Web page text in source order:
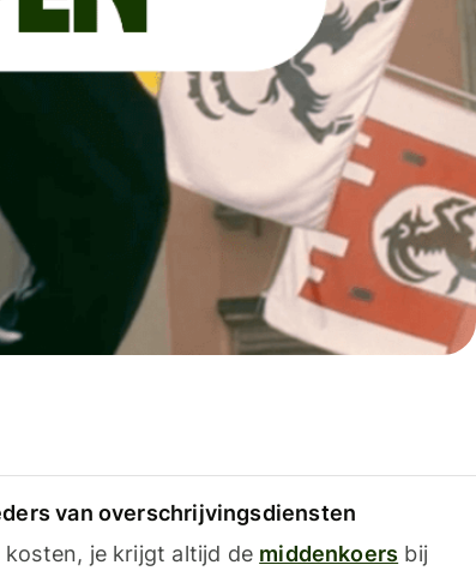
van overschrijvingsdiensten
kosten, je krijgt altijd de middenkoers bij